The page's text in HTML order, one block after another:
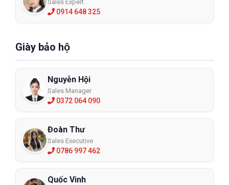
Sales Expert
0914 648 325
Giày bảo hộ
Nguyễn Hội
Sales Manager
0372 064 090
Đoàn Thư
Sales Executive
0786 997 462
Quốc Vinh